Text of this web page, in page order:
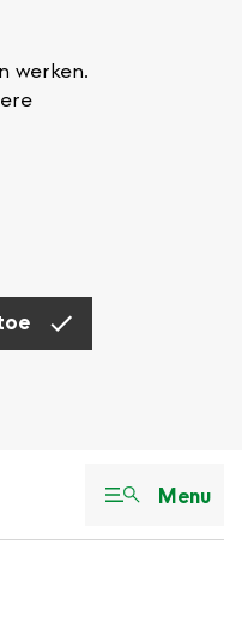
werken.
Menu